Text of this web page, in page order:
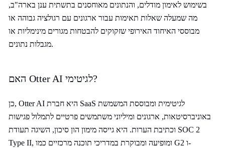
בשימוש לאימון מודלים, והנתונים מאוחסנים בתשתית ענן בארה"ב,
מה שמעלה שאלות תאימות עבור ארגונים עם רגולציה גבוהה או
מבוססי האיחוד האירופי שזקוקים להבטחות מגורים מינימליות או
מגבלות נתונים.
האם Otter AI לגיטימי?
כן, Otter AI היא חברת SaaS לגיטימית ומבוססת המשמשת
באוניברסיטאות, ארגונים ומיליוני משתמשים פרטיים לתמלול פגישות
וכתיבת הערות. היא גייסה מימון הון סיכון, השיגה תעודת SOC 2
Type II, ומופיעה ומבוקרת במדריכי תוכנה מרכזיים כמו G2 ו-